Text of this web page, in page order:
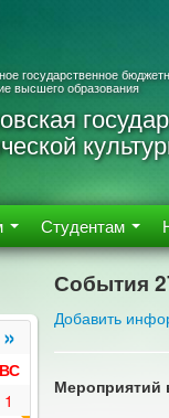
государственное
высшего образования
Студентам
»
ВС
1
События
Добавить
Мероприятий